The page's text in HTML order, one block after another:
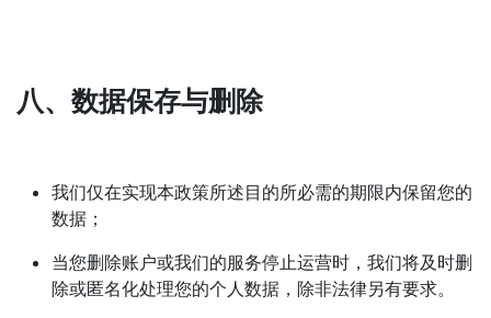
八、数据保存与删除
我们仅在实现本政策所述目的所必需的期限内保留您的
数据；
当您删除账户或我们的服务停止运营时，我们将及时删
除或匿名化处理您的个人数据，除非法律另有要求。